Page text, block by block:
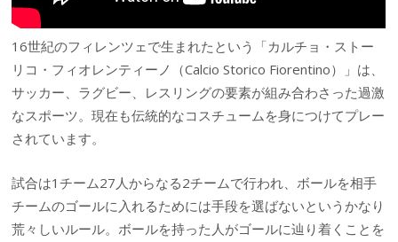
16世紀のフィレンツェで生まれたという「カルチョ・ストー
リコ・フ​​ィオレンティーノ（Calcio Storico Fiorentino）」は、
サッカー、ラグビー、レスリングの要素が組み合わさった過激
なスポーツ。現在も伝統的なコスチュームを身につけてプレー
されています。
試合は1チーム27人からなる2チームで行われ、ボールを相手
チームのゴールに入れるためには手段を選ばないというかなり
荒々しいルール。ボールを持った人がゴールに辿り着くことを